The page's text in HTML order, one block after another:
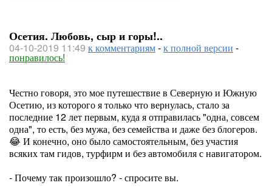
Осетия. Любовь, сыр и горы!..
04-10-2019 11:49 к комментариям-к полной версии -
понравилось!
Честно говоря, это мое путешествие в Северную и Южную
Осетию, из которого я только что вернулась, стало за
последние 12 лет первым, куда я отправилась "одна, совсем
одна", то есть, без мужа, без семейства и даже без блогеров.
😂 И конечно, оно было самостоятельным, без участия
всяких там гидов, турфирм и без автомобиля с навигатором.
- Почему так произошло? - спросите вы.